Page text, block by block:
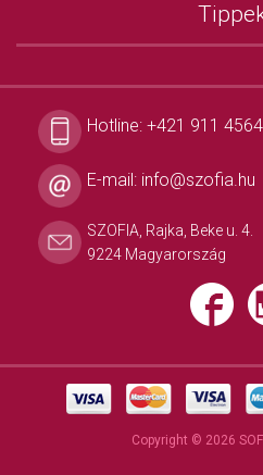
Hotline: +421 911
E-mail: info@szofia.hu
SZOFIA, Rajka, Beke u. 4.
9224 Magyarország
Copyright © 2026